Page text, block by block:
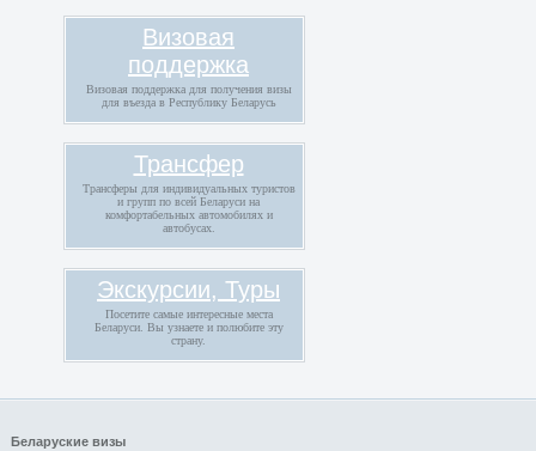
Визовая
поддержка
Визовая поддержка для получения визы
для въезда в Республику Беларусь
Трансфер
Трансферы для индивидуальных туристов
и групп по всей Беларуси на
комфортабельных автомобилях и
автобусах.
Экскурсии, Туры
Посетите самые интересные места
Беларуси. Вы узнаете и полюбите эту
страну.
Беларуские визы